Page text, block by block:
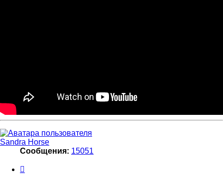
Sandra Horse
Сообщения: 15051